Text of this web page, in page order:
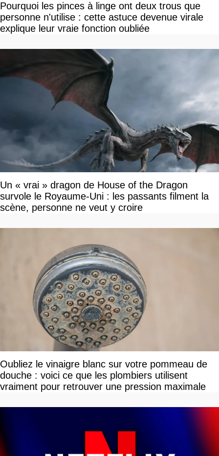
Pourquoi les pinces à linge ont deux trous que
personne n'utilise : cette astuce devenue virale
explique leur vraie fonction oubliée
Un « vrai » dragon de House of the Dragon
survole le Royaume-Uni : les passants filment la
scène, personne ne veut y croire
Oubliez le vinaigre blanc sur votre pommeau de
douche : voici ce que les plombiers utilisent
vraiment pour retrouver une pression maximale